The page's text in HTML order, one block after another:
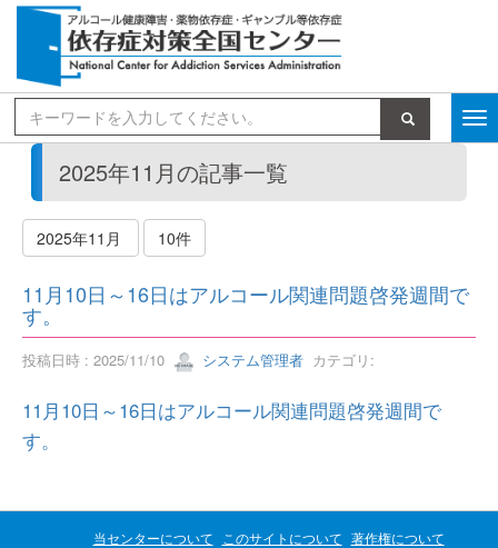
検索
2025年11月の記事一覧
2025年11月 10件
11月10日～16日はアルコール関連問題啓発週間で
す。
投稿日時 : 2025/11/10 システム管理者 カテゴリ:
11月10日～16日はアルコール関連問題啓発週間で
す。
当センターについて このサイトについて 著作権について